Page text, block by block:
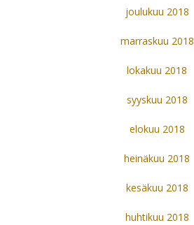
joulukuu 2018
marraskuu 2018
lokakuu 2018
syyskuu 2018
elokuu 2018
heinäkuu 2018
kesäkuu 2018
huhtikuu 2018